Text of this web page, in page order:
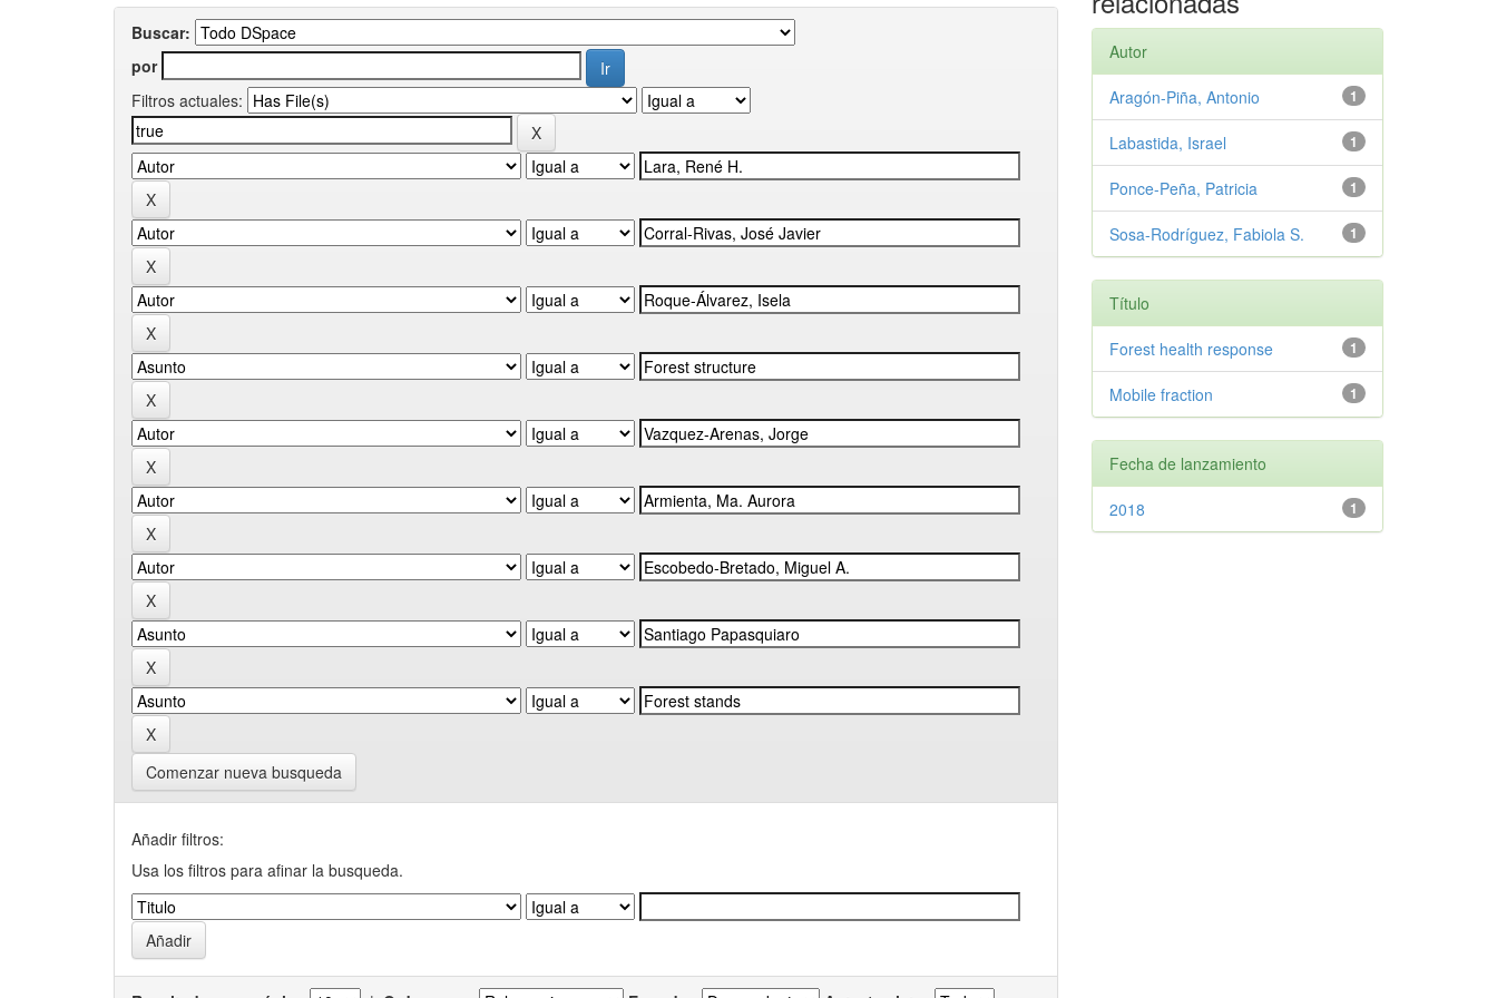
Buscar:
por
Filtros actuales:
Comenzar nueva busqueda
Añadir filtros:
Usa los filtros para afinar la busqueda.
Autor
1
Aragón-Piña, Antonio
1
Labastida, Israel
1
Ponce-Peña, Patricia
1
Sosa-Rodríguez, Fabiola S.
Título
1
Forest health response
1
Mobile fraction
Fecha de lanzamiento
1
2018